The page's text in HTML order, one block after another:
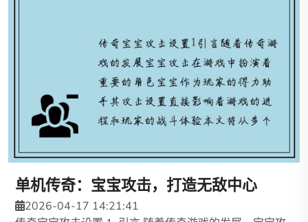
单机传奇：宝宝攻击，打造无敌中心
2026-04-17 14:21:41